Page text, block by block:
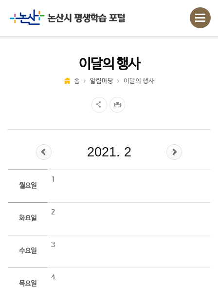
이달의 행사
홈 알림마당 이달의 행사
2021. 2
월요일
1
화요일
2
수요일
3
목요일
4